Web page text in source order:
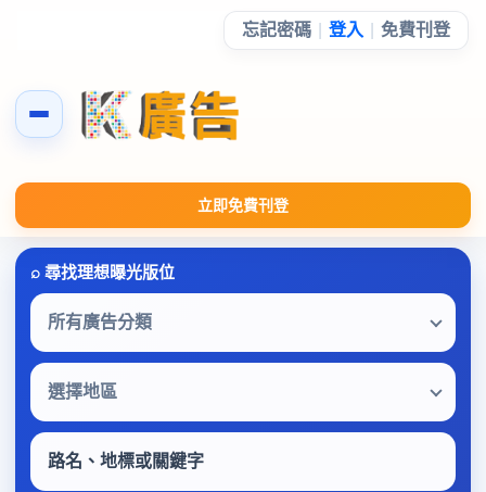
立即免費刊登
忘記密碼 登入 免費刊登
所有廣告分類
選擇地區